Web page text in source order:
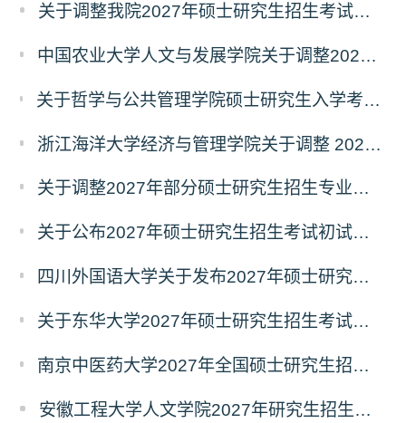
关于调整我院2027年硕士研究生招生考试科目及参考书的通知
中国农业大学人文与发展学院关于调整2027年硕士研究生招生考试初试科目的通知
关于哲学与公共管理学院硕士研究生入学考试（初试） 考试科目及参考书目变更的通知（二）
浙江海洋大学经济与管理学院关于调整 2027年硕士研究生招生考试初试科目的公告
关于调整2027年部分硕士研究生招生专业初试考试科目的公告（持续更新中）
关于公布2027年硕士研究生招生考试初试自命题科目考试大纲的通知
四川外国语大学关于发布2027年硕士研究生招生考试自命题科目大纲的公告
关于东华大学2027年硕士研究生招生考试（初试）招生目录拟调整公告（一）
南京中医药大学2027年全国硕士研究生招生考试初试自命题科目考试内容及参考书目
安徽工程大学人文学院2027年研究生招生简章